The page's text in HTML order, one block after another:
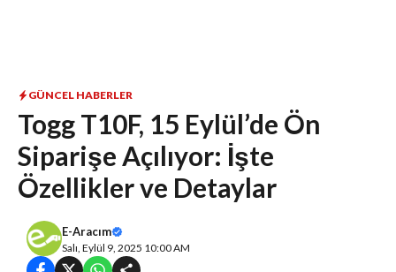
GÜNCEL HABERLER
Togg T10F, 15 Eylül’de Ön
Siparişe Açılıyor: İşte
Özellikler ve Detaylar
E-Aracım
Salı, Eylül 9, 2025 10:00 AM